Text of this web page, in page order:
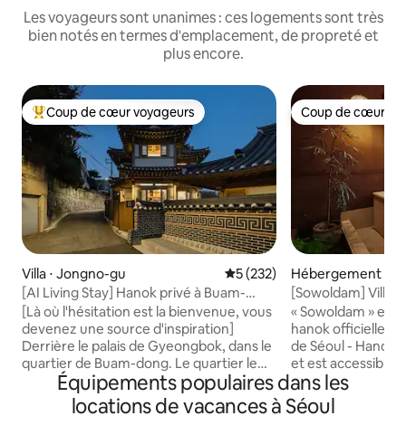
Les voyageurs sont unanimes : ces logements sont très
bien notés en termes d'emplacement, de propreté et
plus encore.
Coups de cœur voyageurs les plus appréciés
Coup de cœur voyageurs
Villa ⋅ Jongno-gu Évaluation moyenne sur la
5 (232)
[AI Living Stay] Hanok privé à Buam-
dong, Jongno | Bienvenue à Mystix
House, un hébergement hanok de
caractère
[Là où l'hésitation est la bienvenue, vous
devenez une source d'inspiration]
Derrière le palais de Gyeongbok, dans le
quartier de Buam-dong. Le quartier le
plus calme de Séoul, ni Seochon ni
Bukchon. Au bout de cette ruelle, nous
avons placé un hanok indépendant.
Coup de cœur
Coup de cœur
Hébergement ⋅
[Sowoldam]
- Profitez d’un
logement
« Sowoldam »
hanok
de Séoul - Hanok
et est accessible
aux étrangers☺️ Vous pouvez vous
détendre dans le
bois de cyprès)
Équipements populaires dans les
locations de vacances à Séoul